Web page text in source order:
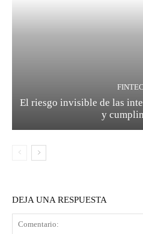
El riesgo invisible de las
y
DEJA UNA RESPUESTA